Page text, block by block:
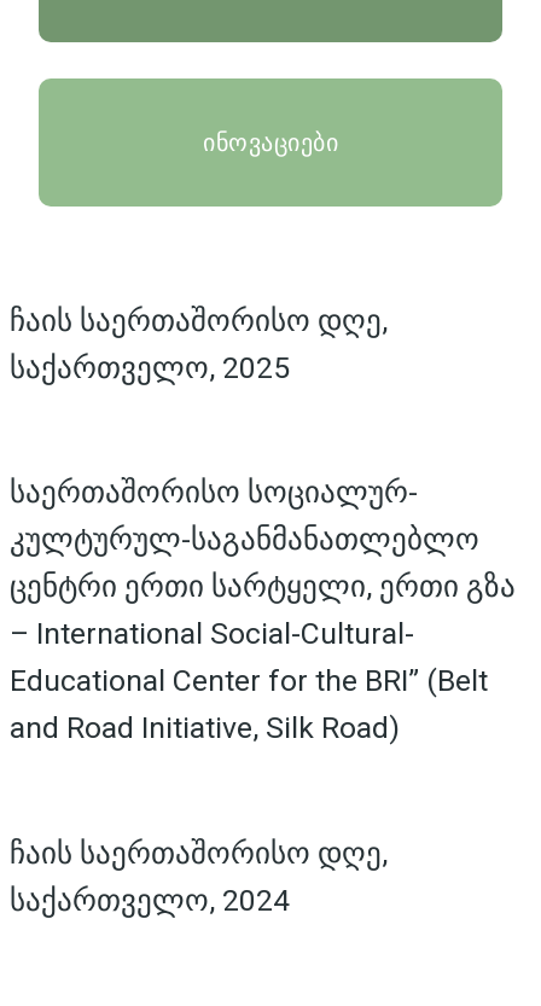
ინოვაციები
ჩაის საერთაშორისო დღე,
საქართველო, 2025
საერთაშორისო სოციალურ-
კულტურულ-საგანმანათლებლო
ცენტრი ერთი სარტყელი, ერთი გზა
– International Social-Cultural-
Educational Center for the BRI” (Belt
and Road Initiative, Silk Road)
ჩაის საერთაშორისო დღე,
საქართველო, 2024